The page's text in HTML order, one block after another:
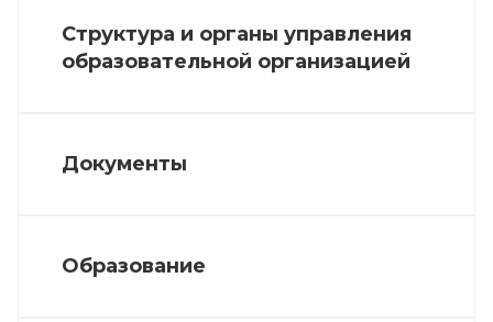
Структура и органы управления
образовательной организацией
Документы
Образование